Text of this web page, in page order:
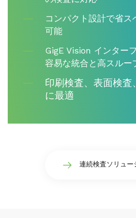
コンパクト設計で省ス
可能
GigE Vision インター
容易な統合と高スルー
印刷検査、表面検査
に最適
連続検査ソリュー